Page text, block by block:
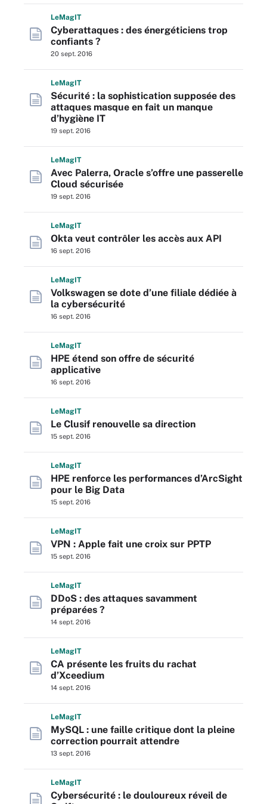
LeMagIT
Cyberattaques : des énergéticiens trop
confiants ?
20 sept. 2016
LeMagIT
Sécurité : la sophistication supposée des
attaques masque en fait un manque
d’hygiène IT
19 sept. 2016
LeMagIT
Avec Palerra, Oracle s’offre une passerelle
Cloud sécurisée
19 sept. 2016
LeMagIT
Okta veut contrôler les accès aux API
16 sept. 2016
LeMagIT
Volkswagen se dote d’une filiale dédiée à
la cybersécurité
16 sept. 2016
LeMagIT
HPE étend son offre de sécurité
applicative
16 sept. 2016
LeMagIT
Le Clusif renouvelle sa direction
15 sept. 2016
LeMagIT
HPE renforce les performances d’ArcSight
pour le Big Data
15 sept. 2016
LeMagIT
VPN : Apple fait une croix sur PPTP
15 sept. 2016
LeMagIT
DDoS : des attaques savamment
préparées ?
14 sept. 2016
LeMagIT
CA présente les fruits du rachat
d’Xceedium
14 sept. 2016
LeMagIT
MySQL : une faille critique dont la pleine
correction pourrait attendre
13 sept. 2016
LeMagIT
Cybersécurité : le douloureux réveil de